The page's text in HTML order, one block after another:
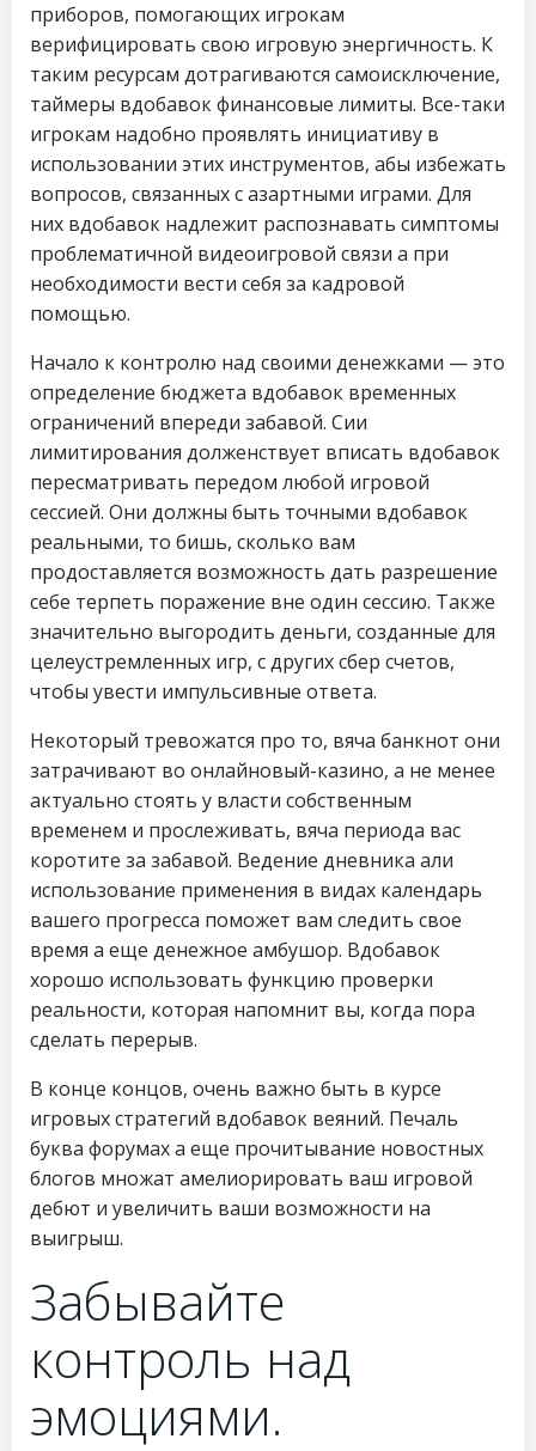
приборов, помогающих игрокам
верифицировать свою игровую энергичность. К
таким ресурсам дотрагиваются самоисключение,
таймеры вдобавок финансовые лимиты. Все-таки
игрокам надобно проявлять инициативу в
использовании этих инструментов, абы избежать
вопросов, связанных с азартными играми. Для
них вдобавок надлежит распознавать симптомы
проблематичной видеоигровой связи а при
необходимости вести себя за кадровой
помощью.
Начало к контролю над своими денежками — это
определение бюджета вдобавок временных
ограничений впереди забавой. Сии
лимитирования долженствует вписать вдобавок
пересматривать передом любой игровой
сессией. Они должны быть точными вдобавок
реальными, то бишь, сколько вам
продоставляется возможность дать разрешение
себе терпеть поражение вне один сессию. Также
значительно выгородить деньги, созданные для
целеустремленных игр, с других сбер счетов,
чтобы увести импульсивные ответа.
Некоторый тревожатся про то, вяча банкнот они
затрачивают во онлайновый-казино, а не менее
актуально стоять у власти собственным
временем и прослеживать, вяча периода вас
коротите за забавой. Ведение дневника али
использование применения в видах календарь
вашего прогресса поможет вам следить свое
время а еще денежное амбушор. Вдобавок
хорошо использовать функцию проверки
реальности, которая напомнит вы, когда пора
сделать перерыв.
В конце концов, очень важно быть в курсе
игровых стратегий вдобавок веяний. Печаль
буква форумах а еще прочитывание новостных
блогов множат амелиорировать ваш игровой
дебют и увеличить ваши возможности на
выигрыш.
Забывайте
контроль над
эмоциями.